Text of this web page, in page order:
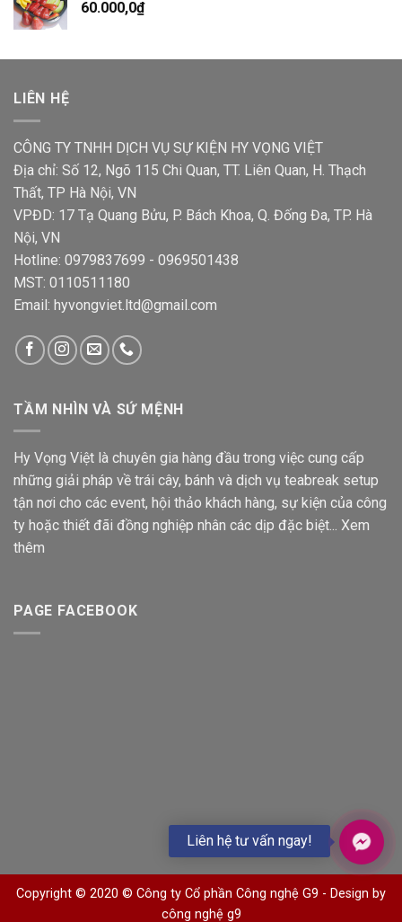
60.000,0₫
LIÊN HỆ
CÔNG TY TNHH DỊCH VỤ SỰ KIỆN HY VỌNG VIỆT
Địa chỉ: Số 12, Ngõ 115 Chi Quan, TT. Liên Quan, H. Thạch
Thất, TP Hà Nội, VN
VPĐD: 17 Tạ Quang Bửu, P. Bách Khoa, Q. Đống Đa, TP. Hà
Nội, VN
Hotline: 0979837699 - 0969501438
MST: 0110511180
Email: hyvongviet.ltd@gmail.com
TẦM NHÌN VÀ SỨ MỆNH
Hy Vọng Việt là chuyên gia hàng đầu trong việc cung cấp
những giải pháp về trái cây, bánh và dịch vụ teabreak setup
tận nơi cho các event, hội thảo khách hàng, sự kiện của công
ty hoặc thiết đãi đồng nghiệp nhân các dịp đặc biệt... Xem
thêm
PAGE FACEBOOK
Copyright © 2020 © Công ty Cổ phần Công nghệ G9 - Design by
công nghệ g9
Liên hệ tư vấn ngay!